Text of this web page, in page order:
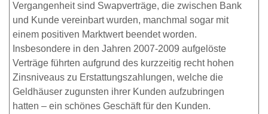
Vergangenheit sind Swapverträge, die zwischen Bank
und Kunde vereinbart wurden, manchmal sogar mit
einem positiven Marktwert beendet worden.
Insbesondere in den Jahren 2007-2009 aufgelöste
Verträge führten aufgrund des kurzzeitig recht hohen
Zinsniveaus zu Erstattungszahlungen, welche die
Geldhäuser zugunsten ihrer Kunden aufzubringen
hatten – ein schönes Geschäft für den Kunden.